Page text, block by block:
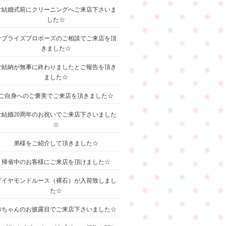
結婚式前にクリーニングへご来店下さいま
した☆
プライズプロポーズのご相談でご来店を頂
きました☆
結納が無事に終わりましたとご報告を頂き
ました☆
自身へのご褒美でご来店を頂きました☆
結婚20周年のお祝いでご来店下さいました
☆
弟様をご紹介して頂きました☆
帰省中のお客様にご来店を頂けました☆
イヤモンドルース（裸石）が入荷致しまし
た☆
ちゃんのお披露目でご来店下さいました☆